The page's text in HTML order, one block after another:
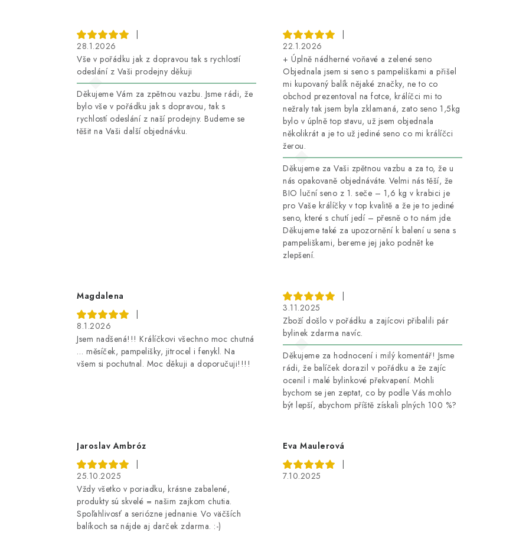
|
28.1.2026
Vše v pořádku jak z dopravou tak s rychlostí
odeslání z Vaši prodejny děkuji
Děkujeme Vám za zpětnou vazbu. Jsme rádi, že
bylo vše v pořádku jak s dopravou, tak s
rychlostí odeslání z naší prodejny. Budeme se
těšit na Vaši další objednávku.
|
22.1.2026
+ Úplně nádherné voňavé a zelené seno
Objednala jsem si seno s pampeliškami a přišel
mi kupovaný balík nějaké značky, ne to co
obchod prezentoval na fotce, králíčci mi to
nežraly tak jsem byla zklamaná, zato seno 1,5kg
bylo v úplně top stavu, už jsem objednala
několikrát a je to už jediné seno co mi králíčci
žerou.
Děkujeme za Vaši zpětnou vazbu a za to, že u
nás opakovaně objednáváte. Velmi nás těší, že
BIO luční seno z 1. seče – 1,6 kg v krabici je
pro Vaše králíčky v top kvalitě a že je to jediné
seno, které s chutí jedí – přesně o to nám jde.
Děkujeme také za upozornění k balení u sena s
pampeliškami, bereme jej jako podnět ke
zlepšení.
Magdalena
|
8.1.2026
Jsem nadšená!!! Králíčkovi všechno moc chutná
… měsíček, pampelišky, jitrocel i fenykl. Na
všem si pochutnal. Moc děkuji a doporučuji!!!!
|
3.11.2025
Zboží došlo v pořádku a zajícovi přibalili pár
bylinek zdarma navíc.
Děkujeme za hodnocení i milý komentář! Jsme
rádi, že balíček dorazil v pořádku a že zajíc
ocenil i malé bylinkové překvapení. Mohli
bychom se jen zeptat, co by podle Vás mohlo
být lepší, abychom příště získali plných 100 %?
Jaroslav Ambróz
|
25.10.2025
Vždy všetko v poriadku, krásne zabalené,
produkty sú skvelé = našim zajkom chutia.
Spoľahlivosť a seriózne jednanie. Vo väčších
balíkoch sa nájde aj darček zdarma. :-)
Eva Maulerová
|
7.10.2025